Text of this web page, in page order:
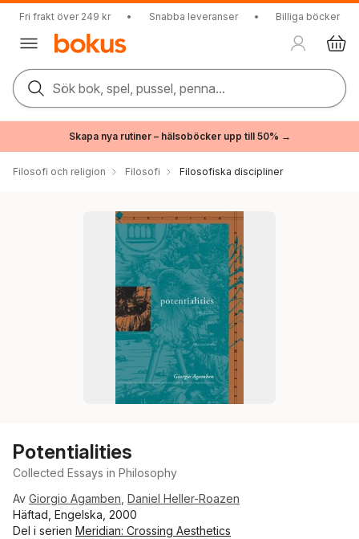
Fri frakt över 249 kr • Snabba leveranser • Billiga böcker
Sök bok, spel, pussel, penna...
Skapa nya rutiner – hälsoböcker upp till 50% →
Filosofi och religion Filosofi Filosofiska discipliner
Potentialities
Collected Essays in Philosophy
Av Giorgio Agamben Daniel Heller-Roazen
Häftad, Engelska, 2000
Del i serien Meridian: Crossing Aesthetics